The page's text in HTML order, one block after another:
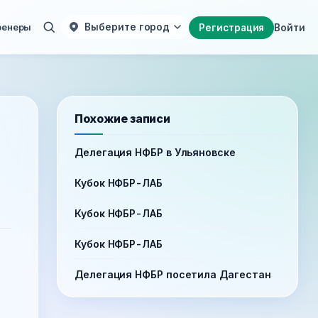
Регистрация Войти
Выберите город
Похожие записи
Делегация НФБР в Ульяновске
Кубок НФБР-ЛАБ
Кубок НФБР-ЛАБ
Кубок НФБР-ЛАБ
Делегация НФБР посетила Дагестан